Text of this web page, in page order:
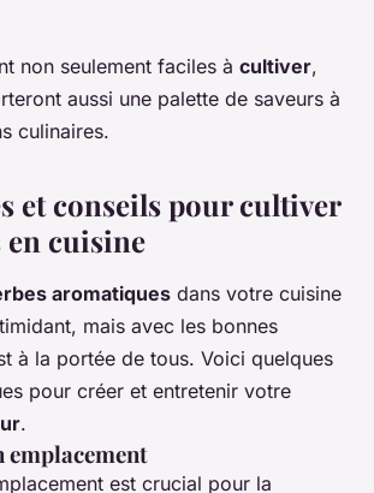
non seulement faciles à cultiver,
aussi une palette de saveurs à
culinaires.
et conseils pour cultiver
en cuisine
aromatiques dans votre cuisine
mais avec les bonnes
à la portée de tous. Voici quelques
pour créer et entretenir votre
.
est crucial pour la